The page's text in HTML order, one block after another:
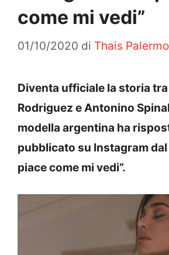
come mi vedi”
01/10/2020 di Thais Palermo
Diventa ufficiale la storia tra
Rodriguez e Antonino
modella argentina ha
pubblicato su Instagram
piace come mi vedi”.